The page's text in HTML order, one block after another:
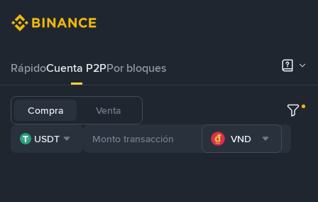
RápidoCuenta P2PPor bloques
Compra Venta
USDT VND